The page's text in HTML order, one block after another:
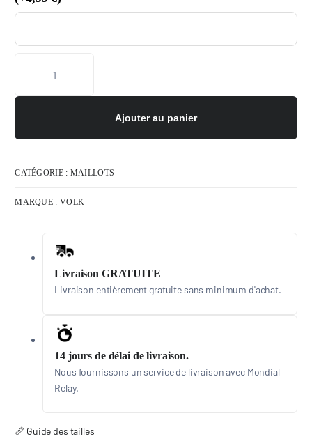
Ajouter au panier
CATÉGORIE : MAILLOTS
MARQUE : VOLK
Livraison GRATUITE
Livraison entièrement gratuite sans minimum d'achat.
14 jours de délai de livraison.
Nous fournissons un service de livraison avec Mondial
Relay.
📏 Guide des tailles